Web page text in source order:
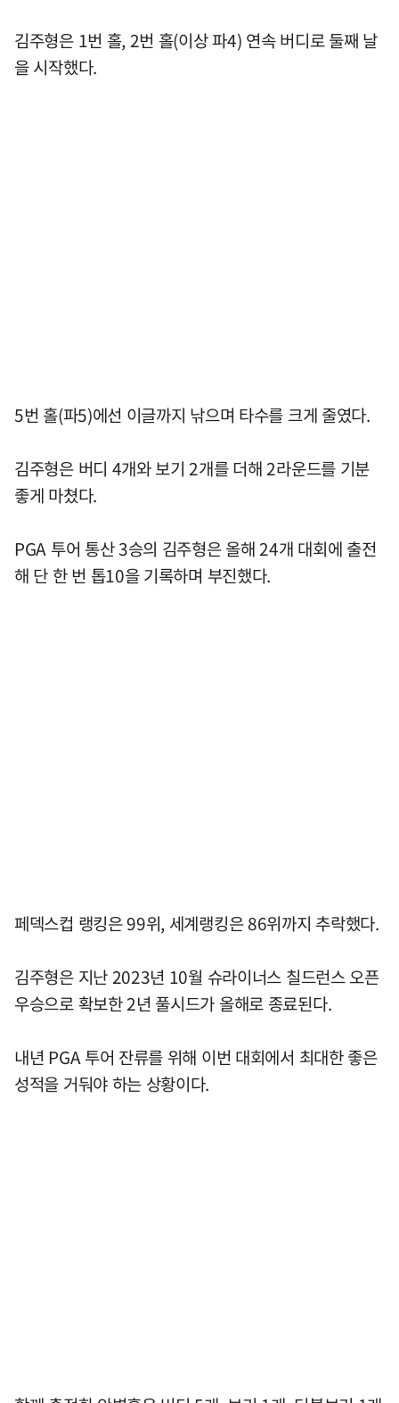
김주형은 1번 홀, 2번 홀(이상 파4) 연속 버디로 둘째 날
을 시작했다.
5번 홀(파5)에선 이글까지 낚으며 타수를 크게 줄였다.
김주형은 버디 4개와 보기 2개를 더해 2라운드를 기분
좋게 마쳤다.
PGA 투어 통산 3승의 김주형은 올해 24개 대회에 출전
해 단 한 번 톱10을 기록하며 부진했다.
페덱스컵 랭킹은 99위, 세계랭킹은 86위까지 추락했다.
김주형은 지난 2023년 10월 슈라이너스 칠드런스 오픈
우승으로 확보한 2년 풀시드가 올해로 종료된다.
내년 PGA 투어 잔류를 위해 이번 대회에서 최대한 좋은
성적을 거둬야 하는 상황이다.